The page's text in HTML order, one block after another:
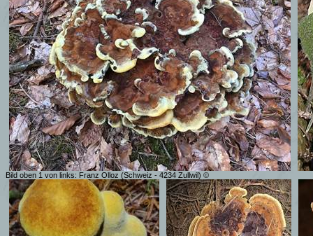
Bild oben 1 von links: Franz Olloz (Schweiz - 4234 Zullwil) ©